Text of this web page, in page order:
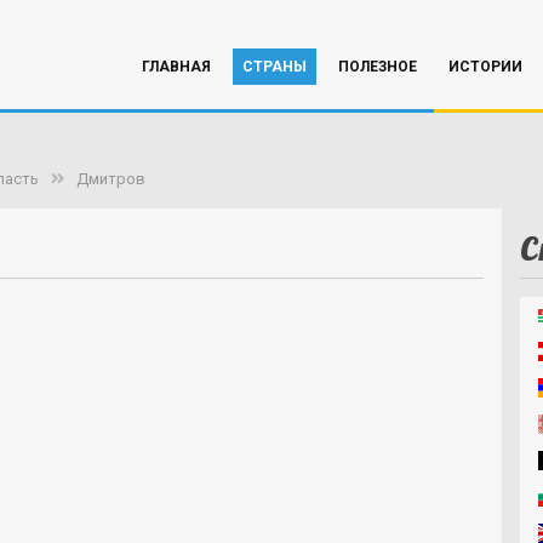
ГЛАВНАЯ СТРАНЫ ПОЛЕЗНОЕ ИСТОРИИ
Дмитров